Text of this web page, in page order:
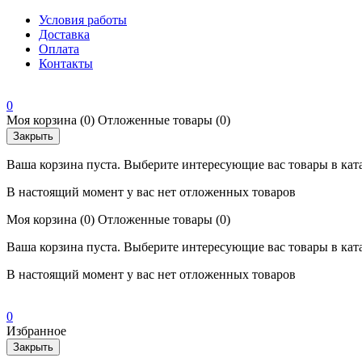
Условия работы
Доставка
Оплата
Контакты
0
Моя корзина (0) Отложенные товары (0)
Закрыть
Ваша корзина пуста. Выберите интересующие вас товары в
В настоящий момент у вас нет отложенных товаров
Моя корзина (0) Отложенные товары (0)
Ваша корзина пуста. Выберите интересующие вас товары в
В настоящий момент у вас нет отложенных товаров
0
Избранное
Закрыть